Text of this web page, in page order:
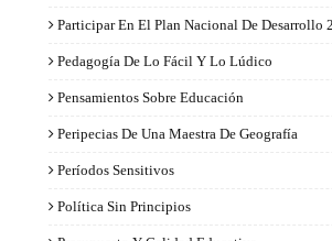
Participar En El Plan Nacional De Desarrollo
Pedagogía De Lo Fácil Y Lo Lúdico
Pensamientos Sobre Educación
Peripecias De Una Maestra De Geografía
Períodos Sensitivos
Política Sin Principios